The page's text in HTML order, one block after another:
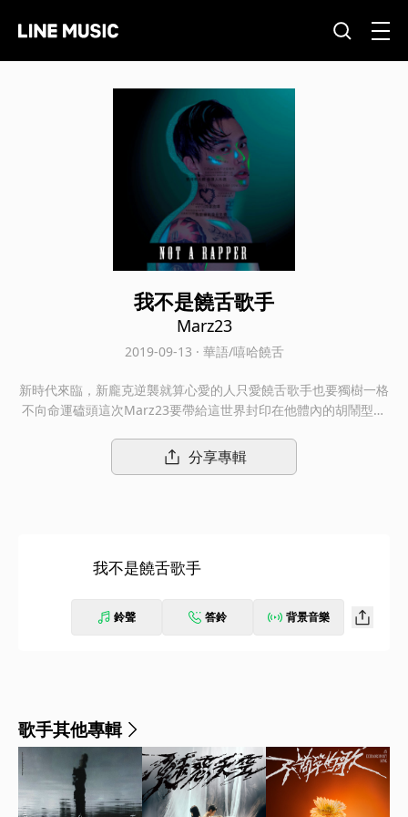
我不是饒舌歌手
Marz23
2019-09-13 · 華語/嘻哈饒舌
新時代來臨，新龐克逆襲就算心愛的人只愛饒舌歌手也要獨樹一格
不向命運磕頭這次Marz23要帶給這世界封印在他體內的胡鬧型人
分享專輯
我不是饒舌歌手
鈴聲 答鈴 背景音樂
歌手其他專輯